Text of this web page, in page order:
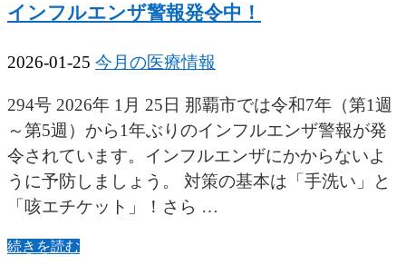
インフルエンザ警報発令中！
2026-01-25 今月の医療情報
294号 2026年 1月 25日 那覇市では令和7年（第1週
～第5週）から1年ぶりのインフルエンザ警報が発
令されています。インフルエンザにかからないよ
うに予防しましょう。 対策の基本は「手洗い」と
「咳エチケット」！さら …
続きを読む